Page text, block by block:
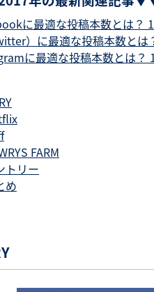
に最適な投稿本数とは？
）に最適な投稿本数と
に最適な投稿本数とは？
FARM
トリー
め